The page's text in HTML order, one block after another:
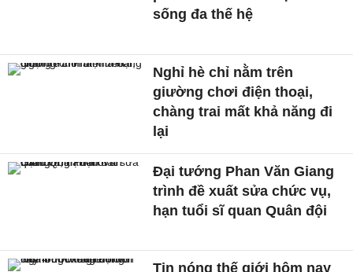
sống đa thế hệ
Nghỉ hè chỉ nằm trên
giường chơi điện thoại,
chàng trai mất khả năng đi
lại
Đại tướng Phan Văn Giang
trình đề xuất sửa chức vụ,
hạn tuổi sĩ quan Quân đội
Tin nóng thế giới hôm nay